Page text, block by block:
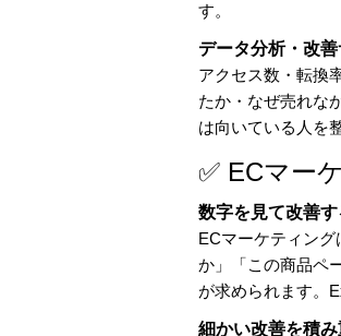
す。
データ分析・改
アクセス数・転換
たか・なぜ売れな
は向いている人を
✅ ECマー
数字を見て改善
ECマーケティン
か」「この商品ペ
が求められます。
細かい改善を積